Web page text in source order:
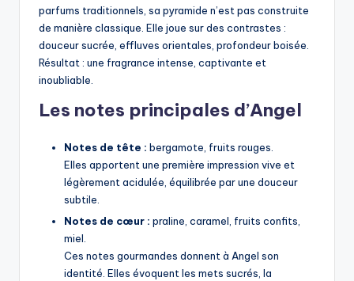
parfums traditionnels, sa pyramide n’est pas construite
de manière classique. Elle joue sur des contrastes :
douceur sucrée, effluves orientales, profondeur boisée.
Résultat : une fragrance intense, captivante et
inoubliable.
Les notes principales d’Angel
Notes de tête : bergamote, fruits rouges.
Elles apportent une première impression vive et
légèrement acidulée, équilibrée par une douceur
subtile.
Notes de cœur : praline, caramel, fruits confits,
miel.
Ces notes gourmandes donnent à Angel son
identité. Elles évoquent les mets sucrés, la